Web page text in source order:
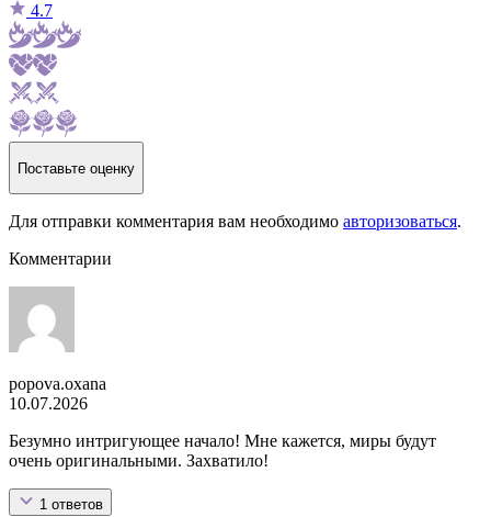
4.7
Поставьте оценку
Для отправки комментария вам необходимо авторизоваться.
Комментарии
popova.oxana
10.07.2026
Безумно интригующее начало! Мне кажется, миры будут
очень оригинальными. Захватило!
1 ответов